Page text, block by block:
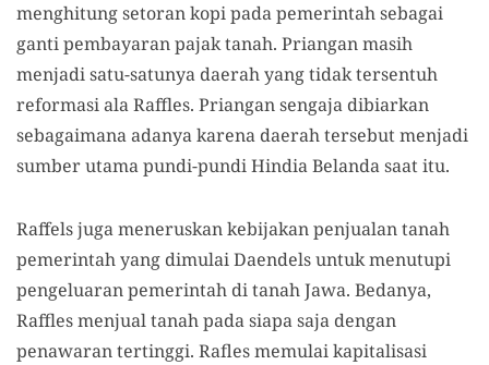
menghitung setoran kopi pada pemerintah sebagai
ganti pembayaran pajak tanah. Priangan masih
menjadi satu-satunya daerah yang tidak tersentuh
reformasi ala Raffles. Priangan sengaja dibiarkan
sebagaimana adanya karena daerah tersebut menjadi
sumber utama pundi-pundi Hindia Belanda saat itu.
Raffels juga meneruskan kebijakan penjualan tanah
pemerintah yang dimulai Daendels untuk menutupi
pengeluaran pemerintah di tanah Jawa. Bedanya,
Raffles menjual tanah pada siapa saja dengan
penawaran tertinggi. Rafles memulai kapitalisasi